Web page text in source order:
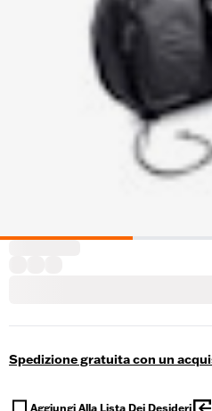
Spedizione gratuita con un
Aggiungi Alla Lista Dei Desideri